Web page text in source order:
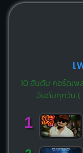
10 อันดับ คอร์ดเ
อันดับทุกวัน (
1